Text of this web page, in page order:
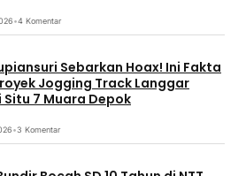
•4 Komentar
Sebarkan Hoax! Ini Fakta
Jogging Track Langgar
7 Muara Depok
•3 Komentar